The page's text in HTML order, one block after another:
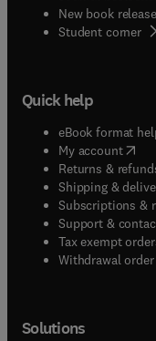
New book
Student corner(
Quick help
eBook format
My account(
Returns &
Shipping &
Subscriptions &
Support &
Tax exempt
Withdrawal order
Solutions